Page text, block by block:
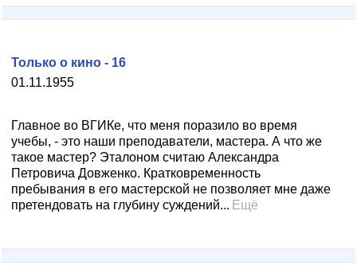
01.11.1955
Только о кино - 16
Главное во ВГИКе, что меня поразило во время
учебы, - это наши преподаватели, мастера. А что же
такое мастер? Эталоном считаю Александра
Петровича Довженко. Кратковременность
пребывания в его мастерской не позволяет мне даже
претендовать на глубину суждений... Ещё